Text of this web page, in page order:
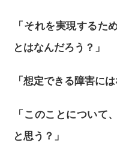
「それを実現するた
とはなんだろう？」
「想定できる障害に
「このことについて
と思う？」